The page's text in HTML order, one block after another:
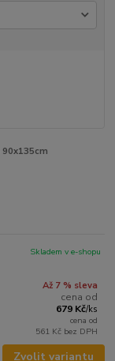
Až 7 % sleva
cena od
679 Kč/ks
cena od
561 Kč bez DPH
Skladem v e-shopu
Zvolit variantu